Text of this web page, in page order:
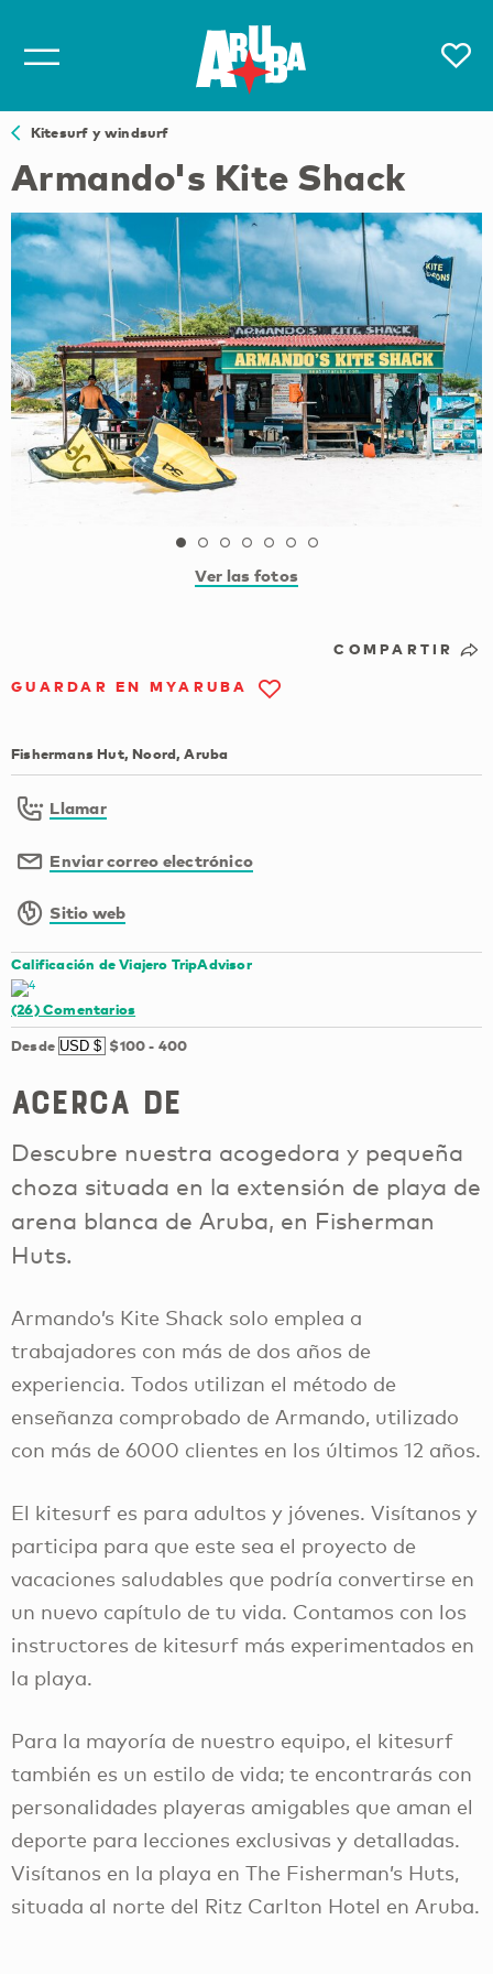
Kitesurf y windsurf
Armando's Kite Shack
Ver las fotos
COMPARTIR
GUARDAR EN MYARUBA
Fishermans Hut, Noord, Aruba
Llamar
Enviar correo electrónico
Sitio web
Calificación de Viajero TripAdvisor
(26)Comentarios
Desde $100- 400
Acerca de
Descubre nuestra acogedora y pequeña
choza situada en la extensión de playa de
arena blanca de Aruba, en Fisherman
Huts.
Armando’s Kite Shack solo emplea a
trabajadores con más de dos años de
experiencia. Todos utilizan el método de
enseñanza comprobado de Armando, utilizado
con más de 6000 clientes en los últimos 12 años.
El kitesurf es para adultos y jóvenes. Visítanos y
participa para que este sea el proyecto de
vacaciones saludables que podría convertirse en
un nuevo capítulo de tu vida. Contamos con los
instructores de kitesurf más experimentados en
la playa.
Para la mayoría de nuestro equipo, el kitesurf
también es un estilo de vida; te encontrarás con
personalidades playeras amigables que aman el
deporte para lecciones exclusivas y detalladas.
Visítanos en la playa en The Fisherman’s Huts,
situada al norte del Ritz Carlton Hotel en Aruba.